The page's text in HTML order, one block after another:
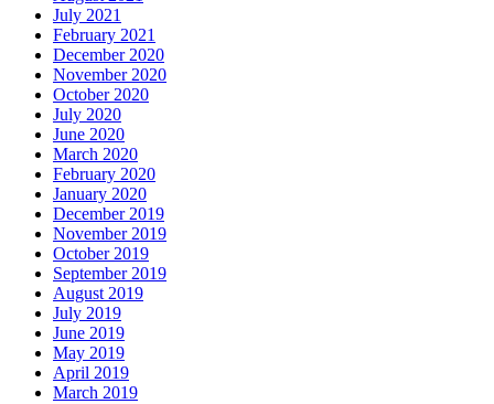
July 2021
February 2021
December 2020
November 2020
October 2020
July 2020
June 2020
March 2020
February 2020
January 2020
December 2019
November 2019
October 2019
September 2019
August 2019
July 2019
June 2019
May 2019
April 2019
March 2019